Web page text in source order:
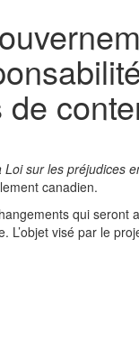
Loi sur les préjudices
canadien.
qui
visé par le